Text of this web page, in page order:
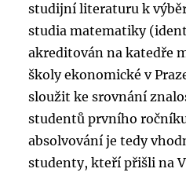
studijní literaturu k
studia matematiky
akreditován na katedře
školy ekonomické v
sloužit ke srovnání
studentů prvního ročníku
absolvování je tedy
studenty, kteří přišli na